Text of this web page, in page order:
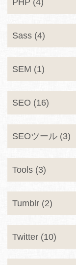
PHP (4)
Sass (4)
SEM (1)
SEO (16)
SEOツール (3)
Tools (3)
Tumblr (2)
Twitter (10)